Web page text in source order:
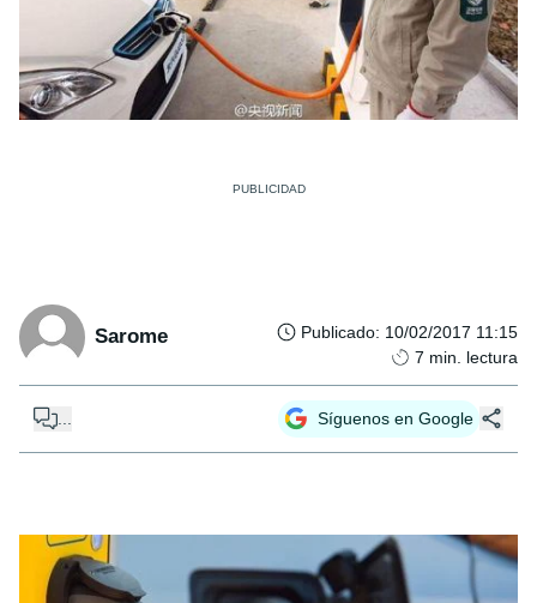
Sarome Publicado: 10/02/2017 11:15
7 min. lectura
Síguenos en Google